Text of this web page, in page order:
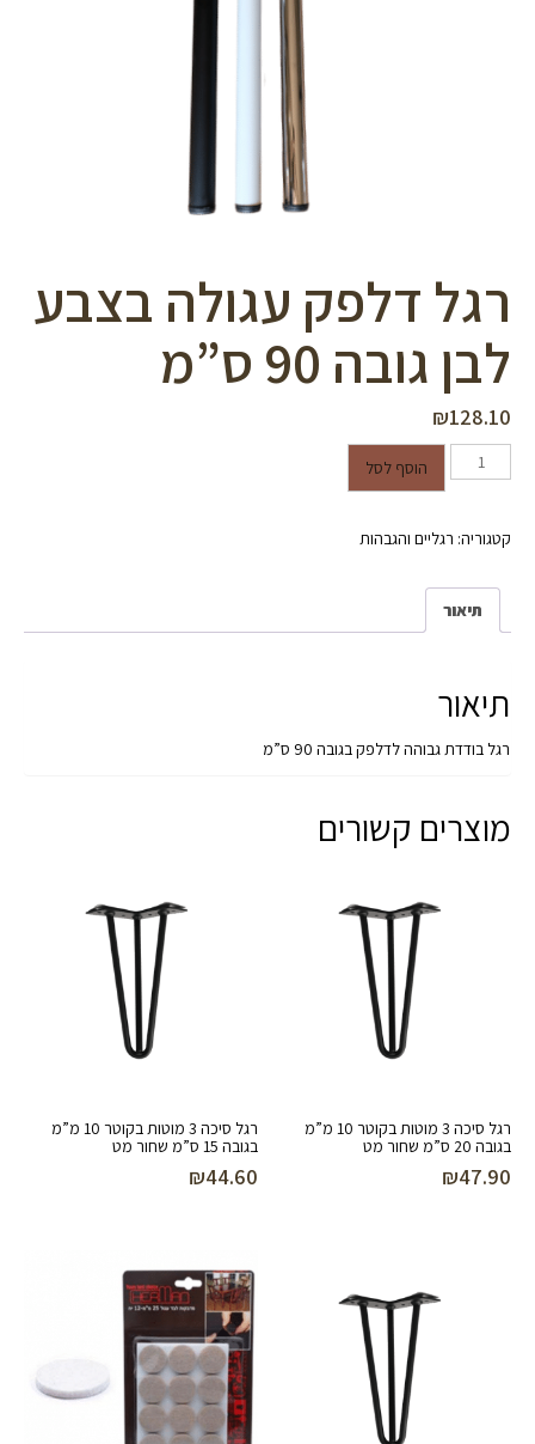
רגל דלפק עגולה בצבע
לבן גובה 90 ס”מ
₪128.10
כמות של רגל דלפק עגולה בצבע לבן
הוסף לסל
קטגוריה: רגליים והגבהות
תיאור
תיאור
רגל בודדת גבוהה לדלפק בגובה 90 ס”מ
מוצרים קשורים
רגל סיכה 3 מוטות בקוטר 10 מ”מ
בגובה 20 ס”מ שחור מט
₪47.90
רגל סיכה 3 מוטות בקוטר 10 מ”מ
בגובה 15 ס”מ שחור מט
₪44.60